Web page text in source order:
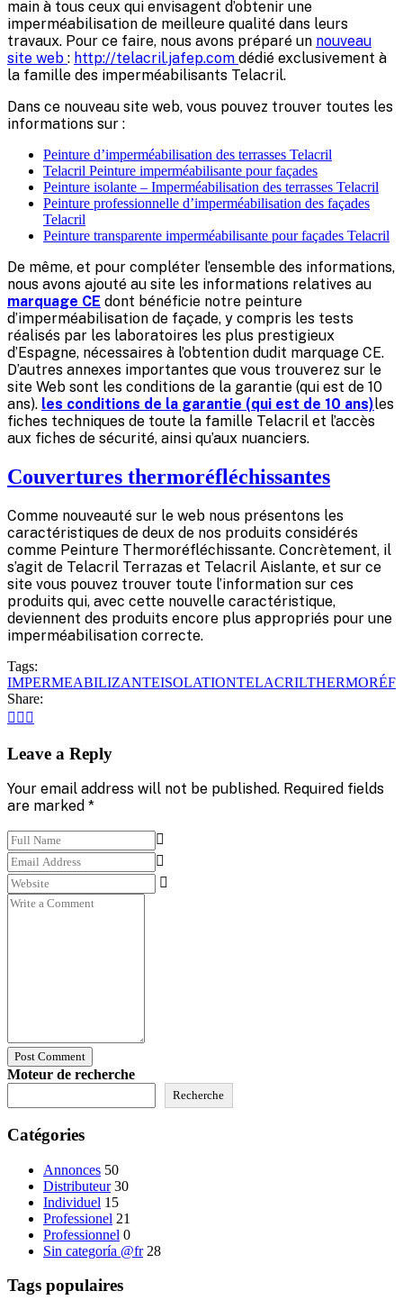
main à tous ceux qui envisagent d’obtenir une
imperméabilisation de meilleure qualité dans leurs
travaux. Pour ce faire, nous avons préparé un nouveau
site web : http://telacril.jafep.com dédié exclusivement à
la famille des imperméabilisants Telacril.
Dans ce nouveau site web, vous pouvez trouver toutes les
informations sur :
Peinture d’imperméabilisation des terrasses Telacril
Telacril Peinture imperméabilisante pour façades
Peinture isolante – Imperméabilisation des terrasses Telacril
Peinture professionnelle d’imperméabilisation des façades
Telacril
Peinture transparente imperméabilisante pour façades Telacril
De même, et pour compléter l’ensemble des informations,
nous avons ajouté au site les informations relatives au
marquage CE dont bénéficie notre peinture
d’imperméabilisation de façade, y compris les tests
réalisés par les laboratoires les plus prestigieux
d’Espagne, nécessaires à l’obtention dudit marquage CE.
D’autres annexes importantes que vous trouverez sur le
site Web sont les conditions de la garantie (qui est de 10
ans). les conditions de la garantie (qui est de 10 ans)les
fiches techniques de toute la famille Telacril et l’accès
aux fiches de sécurité, ainsi qu’aux nuanciers.
Couvertures thermoréfléchissantes
Comme nouveauté sur le web nous présentons les
caractéristiques de deux de nos produits considérés
comme Peinture Thermoréfléchissante. Concrètement, il
s’agit de Telacril Terrazas et Telacril Aislante, et sur ce
site vous pouvez trouver toute l’information sur ces
produits qui, avec cette nouvelle caractéristique,
deviennent des produits encore plus appropriés pour une
imperméabilisation correcte.
Tags:
IMPERMEABILIZANTEISOLATIONTELACRIL
Share:
Leave a Reply
Your email address will not be published. Required fields
are marked *
Post Comment
Moteur de recherche
Recherche
Catégories
Annonces 50
Distributeur 30
Individuel 15
Professionel 21
Professionnel 0
Sin categoría @fr 28
Tags populaires